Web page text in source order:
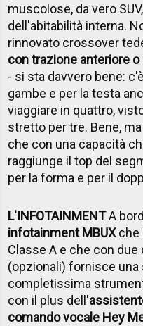
muscolose, da vero
dell'abitabilità interna.
rinnovato crossover
con trazione anteriore
- si sta davvero bene:
gambe e per la testa
viaggiare in quattro,
stretto per tre. Bene,
che con una capacità
raggiunge il top del
per la forma e per il
L'INFOTAINMENTA
infotainment MBUXche
Classe A e che con due
(opzionali) fornisce una
completissima
con il plus dell'
comando vocale Hey